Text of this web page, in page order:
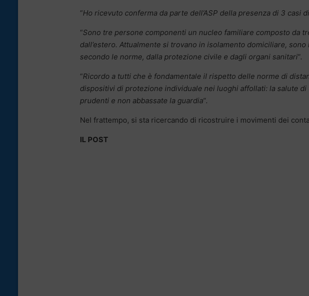
“Ho ricevuto conferma da parte dell’ASP della presenza di 3 casi
“Sono tre persone componenti un nucleo familiare composto da
dall’estero. Attualmente si trovano in isolamento domiciliare,
secondo le norme, dalla protezione civile e dagli organi sanitari“.
“Ricordo a tutti che è fondamentale il rispetto delle norme di
dispositivi di protezione individuale nei luoghi affollati: la salute
prudenti e non abbassate la guardia“.
Nel frattempo, si sta ricercando di ricostruire i movimenti dei
IL POST